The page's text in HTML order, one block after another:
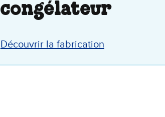
congélateur
Découvrir la fabrication